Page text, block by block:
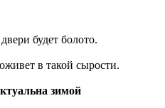
будет болото.
в такой сырости.
зимой